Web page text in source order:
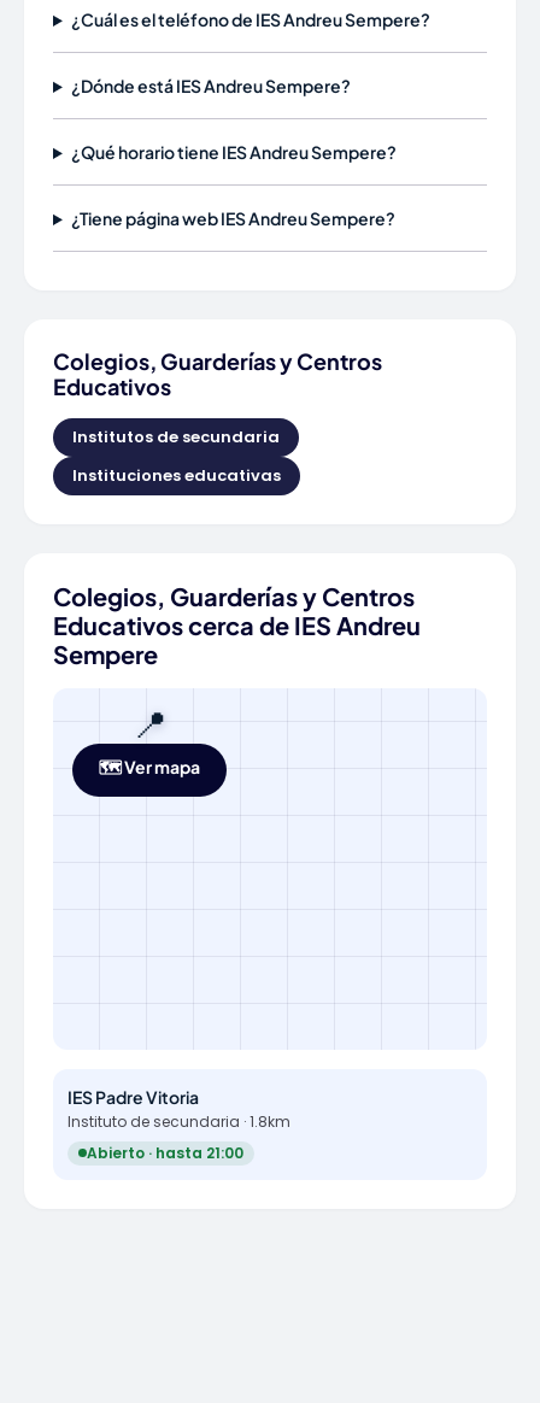
¿Cuál es el teléfono de IES Andreu Sempere?
¿Dónde está IES Andreu Sempere?
¿Qué horario tiene IES Andreu Sempere?
¿Tiene página web IES Andreu Sempere?
Colegios, Guarderías y Centros
Educativos
Institutos de secundaria
Instituciones educativas
Colegios, Guarderías y Centros
Educativos cerca de IES Andreu
Sempere
📍
🗺️ Ver mapa
IES Padre Vitoria
Instituto de secundaria · 1.8km
Abierto · hasta 21:00